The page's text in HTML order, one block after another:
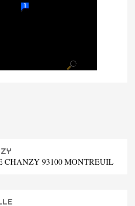
CHANZY 93100 MONTREUIL